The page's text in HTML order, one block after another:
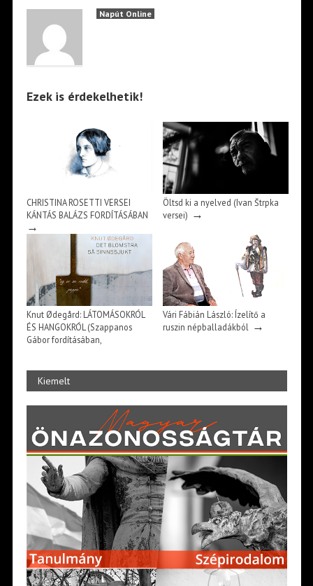
Napút Online
Ezek is érdekelhetik!
CHRISTINA ROSETTI VERSEI
KÁNTÁS BALÁZS FORDÍTÁSÁBAN
→
Öltsd ki a nyelved (Ivan Štrpka
versei) →
Knut Ødegård: LÁTOMÁSOKRÓL
ÉS HANGOKRÓL (Szappanos
Gábor fordításában,
Vári Fábián László: Ízelítő a
ruszin népballadákból→
Kiemelt